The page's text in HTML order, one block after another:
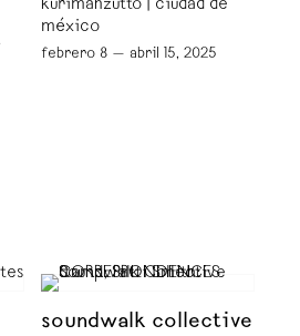
kurimanzutto | ciudad de
méxico
febrero 8 — abril 15, 2025
soundwalk collective